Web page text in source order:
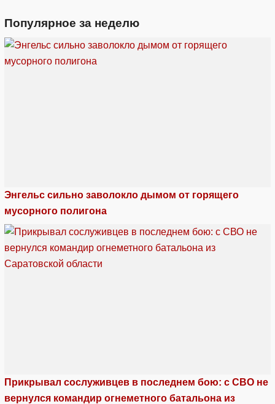
Популярное за неделю
Энгельс сильно заволокло дымом от горящего
мусорного полигона
Прикрывал сослуживцев в последнем бою: с СВО не
вернулся командир огнеметного батальона из